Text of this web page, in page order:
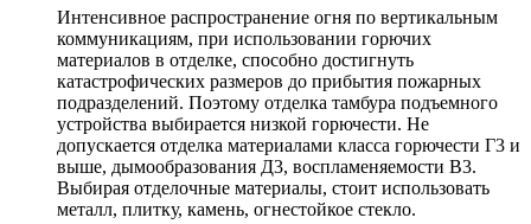
Интенсивное распространение огня по вертикальным
коммуникациям, при использовании горючих
материалов в отделке, способно достигнуть
катастрофических размеров до прибытия пожарных
подразделений. Поэтому отделка тамбура подъемного
устройства выбирается низкой горючести. Не
допускается отделка материалами класса горючести Г3 и
выше, дымообразования Д3, воспламеняемости В3.
Выбирая отделочные материалы, стоит использовать
металл, плитку, камень, огнестойкое стекло.